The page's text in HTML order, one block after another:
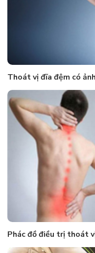
Thoát vị đĩa đệm có
Phác đồ điều trị thoát